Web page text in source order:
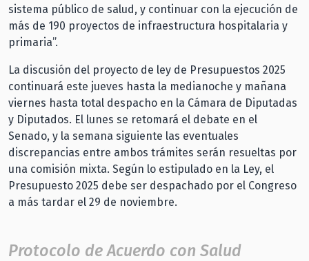
sistema público de salud, y continuar con la ejecución de
más de 190 proyectos de infraestructura hospitalaria y
primaria”.
La discusión del proyecto de ley de Presupuestos 2025
continuará este jueves hasta la medianoche y mañana
viernes hasta total despacho en la Cámara de Diputadas
y Diputados. El lunes se retomará el debate en el
Senado, y la semana siguiente las eventuales
discrepancias entre ambos trámites serán resueltas por
una comisión mixta. Según lo estipulado en la Ley, el
Presupuesto 2025 debe ser despachado por el Congreso
a más tardar el 29 de noviembre.
Protocolo de Acuerdo con Salud